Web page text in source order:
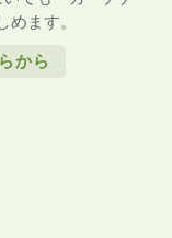
ます。
から